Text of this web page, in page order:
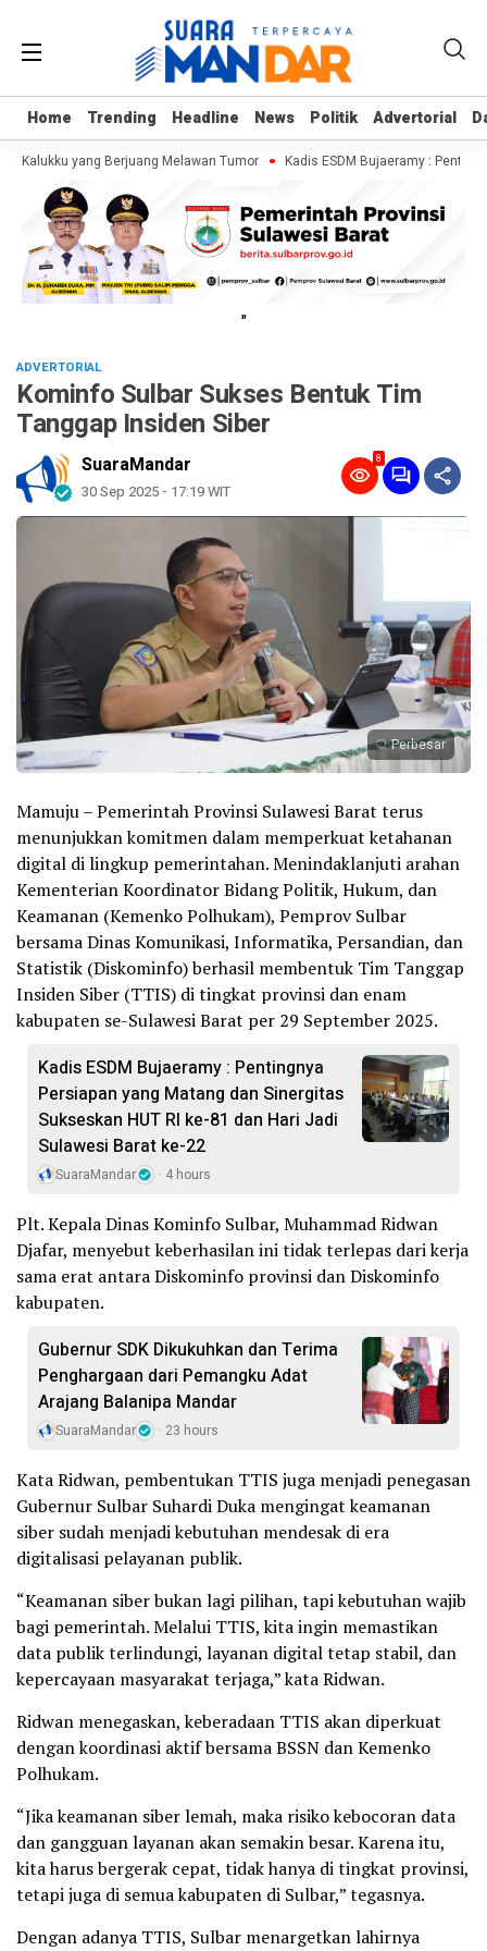
Home Trending Headline News Politik Advertorial
Home Trending Headline News Politik Advertorial
Kalukku yang Berjuang Melawan Tumor Kadis ESDM Bujaeramy :
"
ADVERTORIAL
Kominfo Sulbar Sukses Bentuk Tim
Tanggap Insiden Siber
SuaraMandar
30 Sep 2025 - 17:19 WIT
8
Perbesar
Mamuju – Pemerintah Provinsi Sulawesi Barat terus
menunjukkan komitmen dalam memperkuat ketahanan
digital di lingkup pemerintahan. Menindaklanjuti arahan
Kementerian Koordinator Bidang Politik, Hukum, dan
Keamanan (Kemenko Polhukam), Pemprov Sulbar
bersama Dinas Komunikasi, Informatika, Persandian, dan
Statistik (Diskominfo) berhasil membentuk Tim Tanggap
Insiden Siber (TTIS) di tingkat provinsi dan enam
kabupaten se-Sulawesi Barat per 29 September 2025.
Kadis ESDM Bujaeramy : Pentingnya
Persiapan yang Matang dan Sinergitas
Sukseskan HUT RI ke-81 dan Hari Jadi
Sulawesi Barat ke-22
SuaraMandar 4 hours
Plt. Kepala Dinas Kominfo Sulbar, Muhammad Ridwan
Djafar, menyebut keberhasilan ini tidak terlepas dari kerja
sama erat antara Diskominfo provinsi dan Diskominfo
kabupaten.
Gubernur SDK Dikukuhkan dan Terima
Penghargaan dari Pemangku Adat
Arajang Balanipa Mandar
SuaraMandar 23 hours
Kata Ridwan, pembentukan TTIS juga menjadi penegasan
Gubernur Sulbar Suhardi Duka mengingat keamanan
siber sudah menjadi kebutuhan mendesak di era
digitalisasi pelayanan publik.
“Keamanan siber bukan lagi pilihan, tapi kebutuhan wajib
bagi pemerintah. Melalui TTIS, kita ingin memastikan
data publik terlindungi, layanan digital tetap stabil, dan
kepercayaan masyarakat terjaga,” kata Ridwan.
Ridwan menegaskan, keberadaan TTIS akan diperkuat
dengan koordinasi aktif bersama BSSN dan Kemenko
Polhukam.
“Jika keamanan siber lemah, maka risiko kebocoran data
dan gangguan layanan akan semakin besar. Karena itu,
kita harus bergerak cepat, tidak hanya di tingkat provinsi,
tetapi juga di semua kabupaten di Sulbar,” tegasnya.
Dengan adanya TTIS, Sulbar menargetkan lahirnya